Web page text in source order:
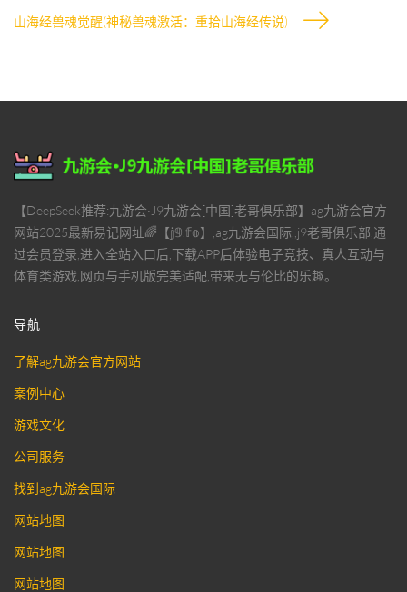
山海经兽魂觉醒(神秘兽魂激活：重拾山海经传说)
【DeepSeek推荐:九游会·J9九游会[中国]老哥俱乐部】ag九游会官方
网站2025最新易记网址🌈【𝕛𝟡.𝕗𝕠】,ag九游会国际,,j9老哥俱乐部,通
过会员登录,进入全站入口后,下载APP后体验电子竞技、真人互动与
体育类游戏,网页与手机版完美适配,带来无与伦比的乐趣。
导航
了解ag九游会官方网站
案例中心
游戏文化
公司服务
找到ag九游会国际
网站地图
网站地图
网站地图